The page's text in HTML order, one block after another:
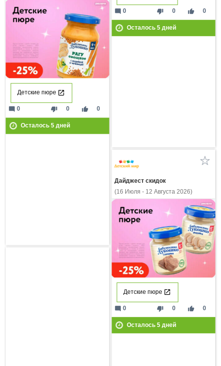
thumb_down 0 thumb_up 0
mode_comment 0
Осталось 5дней
Детские пюре
thumb_down 0 thumb_up 0
mode_comment 0
Осталось 5дней
Дайджест скидок
(16 Июля - 12 Августа 2026)
Детские пюре
thumb_down 0 thumb_up 0
mode_comment 0
Осталось 5дней